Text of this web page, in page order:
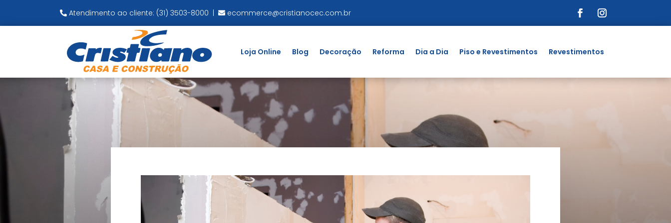
Atendimento ao cliente: (31) 3503-8000 ecommerce@cristianocec.com.br
Loja Online Blog Decoração Reforma Dia a Dia Piso e Revestimentos Revestimentos